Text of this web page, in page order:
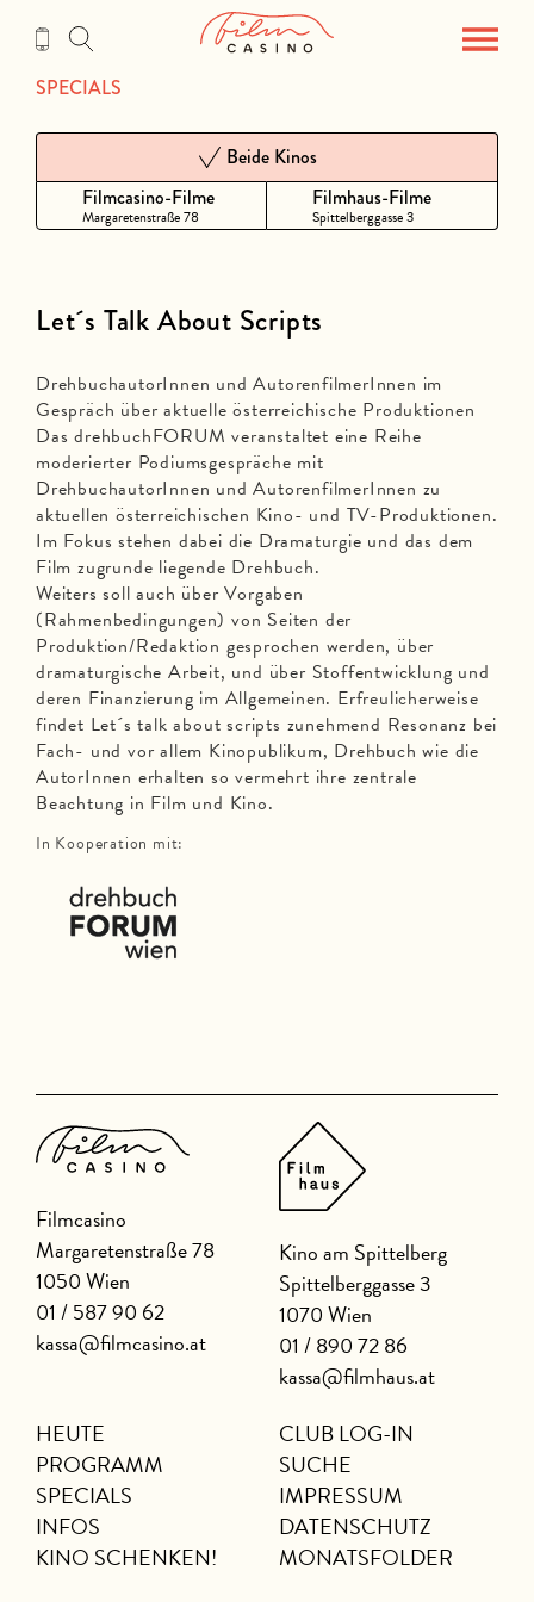
Inhalt
SPECIALS
Filmcasino-Filme
Margaretenstraße 78
Beide Kinos
Filmhaus-Filme
Spittelberggasse 3
Let´s Talk About Scripts
DrehbuchautorInnen und AutorenfilmerInnen im
Gespräch über aktuelle österreichische Produktionen
Das drehbuchFORUM veranstaltet eine Reihe
moderierter Podiumsgespräche mit
DrehbuchautorInnen und AutorenfilmerInnen zu
aktuellen österreichischen Kino- und TV-Produktionen.
Im Fokus stehen dabei die Dramaturgie und das dem
Film zugrunde liegende Drehbuch.
Weiters soll auch über Vorgaben
(Rahmenbedingungen) von Seiten der
Produktion/Redaktion gesprochen werden, über
dramaturgische Arbeit, und über Stoffentwicklung und
deren Finanzierung im Allgemeinen. Erfreulicherweise
findet Let´s talk about scripts zunehmend Resonanz bei
Fach- und vor allem Kinopublikum, Drehbuch wie die
AutorInnen erhalten so vermehrt ihre zentrale
Beachtung in Film und Kino.
In Kooperation mit:
Filmcasino
Margaretenstraße 78
1050 Wien
01 / 587 90 62
kassa@filmcasino.at
Kino am Spittelberg
Spittelberggasse 3
1070 Wien
01 / 890 72 86
kassa@filmhaus.at
HEUTE
PROGRAMM
SPECIALS
INFOS
KINO SCHENKEN!
CLUB LOG-IN
SUCHE
IMPRESSUM
DATENSCHUTZ
MONATSFOLDER